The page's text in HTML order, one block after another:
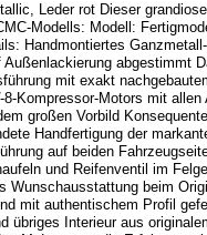
Leder rot Dieser
Modells: Modell:
Handmontiertes
abgestimmt
mit exakt
Motors mit
großen Vorbild
Handfertigung der
auf beiden
und Reifenventil im
beim
mit authentischem Profil
Interieur aus